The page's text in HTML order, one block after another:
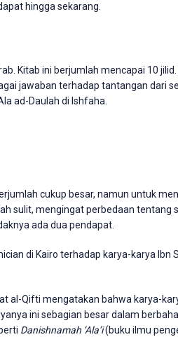
hingga sekarang.
Kitab ini berjumlah mencapai 10
jawaban terhadap tantangan dari
ad-Daulah di Ishfaha.
cukup besar, namun untuk
sulit, mengingat perbedaan tentang
ada dua pendapat.
di Kairo terhadap karya-karya Ibn
al-Qifti mengatakan bahwa karya-
ini sebagian besar dalam
Danishnamah ‘Ala’i(buku ilmu